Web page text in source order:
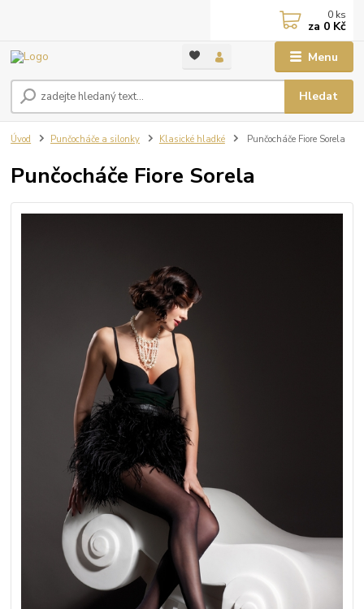
Menu
Hledat
0 ks
za 0 Kč
Úvod Punčocháče a silonky Klasické hladké Punčocháče Fiore Sorela
Punčocháče Fiore Sorela